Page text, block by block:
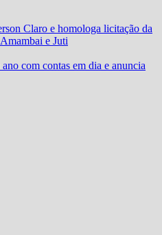
Claro e homologa licitação da
e Juti
com contas em dia e anuncia